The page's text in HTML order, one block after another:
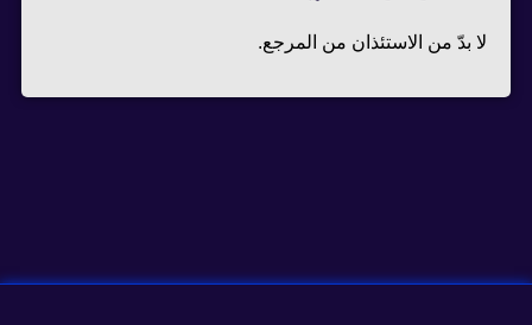
لا بدّ من الاستئذان من المرجع.